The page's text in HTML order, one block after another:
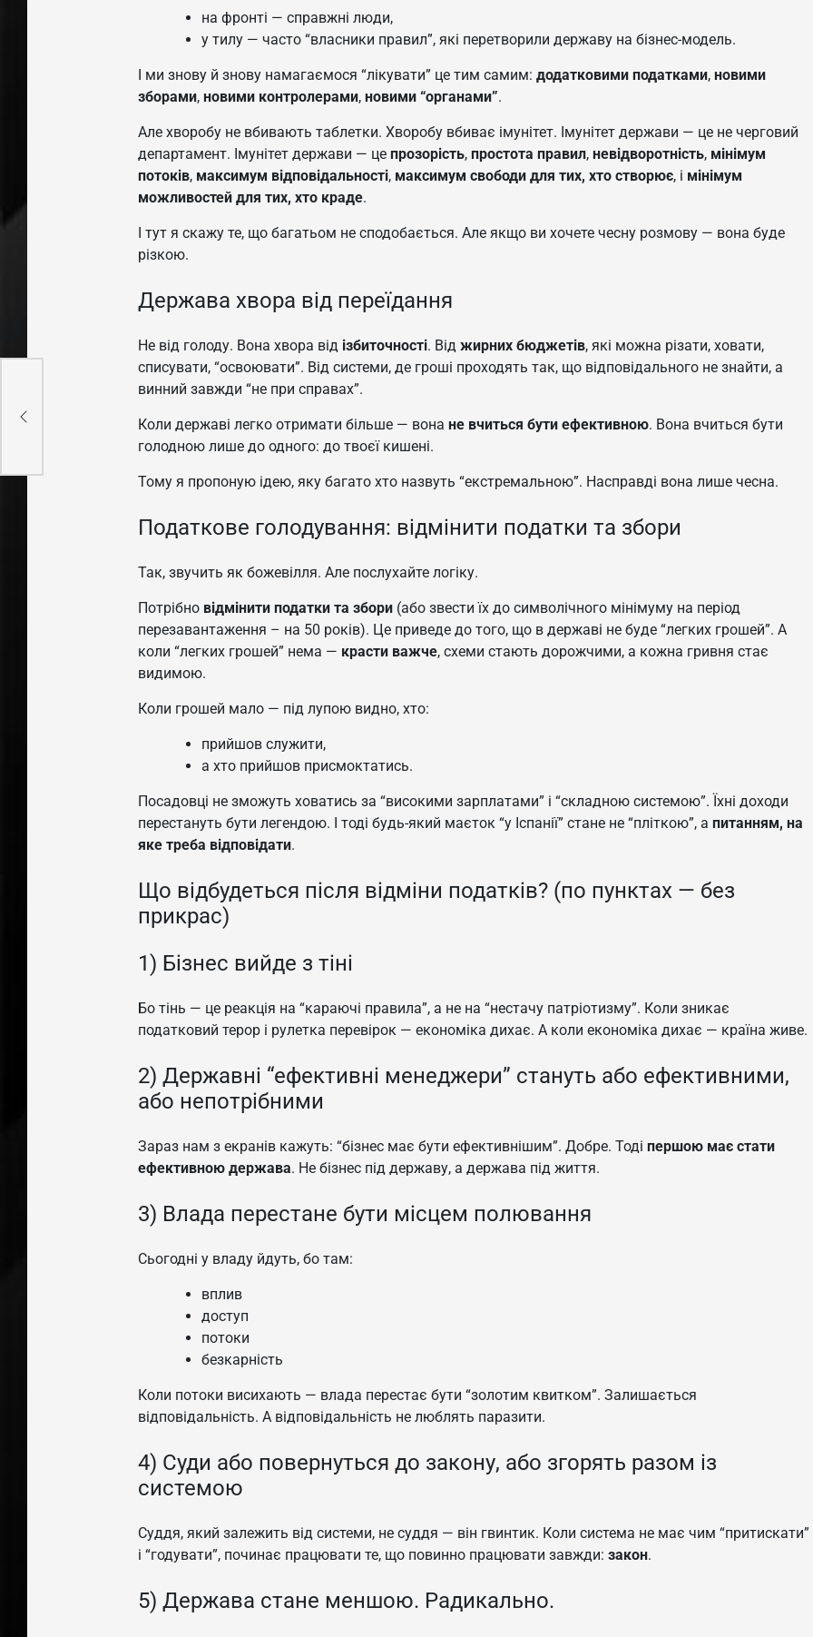
на фронті — справжні люди,
у тилу — часто “власники правил”, які перетворили державу на бізнес-модель.
І ми знову й знову намагаємося “лікувати” це тим самим: додатковими податками, новими
зборами, новими контролерами, новими “органами”.
Але хворобу не вбивають таблетки. Хворобу вбиває імунітет. Імунітет держави — це не черговий
департамент. Імунітет держави — це прозорість, простота правил, невідворотність, мінімум
потоків, максимум відповідальності, максимум свободи для тих, хто створює, і мінімум
можливостей для тих, хто краде.
І тут я скажу те, що багатьом не сподобається. Але якщо ви хочете чесну розмову — вона буде
різкою.
Держава хвора від переїдання
Не від голоду. Вона хвора від ізбиточності. Від жирних бюджетів, які можна різати, ховати,
списувати, “освоювати”. Від системи, де гроші проходять так, що відповідального не знайти, а
винний завжди “не при справах”.
Коли державі легко отримати більше — вона не вчиться бути ефективною. Вона вчиться бути
голодною лише до одного: до твоєї кишені.
Тому я пропоную ідею, яку багато хто назвуть “екстремальною”. Насправді вона лише чесна.
Податкове голодування: відмінити податки та збори
Так, звучить як божевілля. Але послухайте логіку.
Потрібно відмінити податки та збори (або звести їх до символічного мінімуму на період
перезавантаження – на 50 років). Це приведе до того, що в державі не буде “легких грошей”. А
коли “легких грошей” нема — красти важче, схеми стають дорожчими, а кожна гривня стає
видимою.
Коли грошей мало — під лупою видно, хто:
прийшов служити,
а хто прийшов присмоктатись.
Посадовці не зможуть ховатись за “високими зарплатами” і “складною системою”. Їхні доходи
перестануть бути легендою. І тоді будь-який маєток “у Іспанії” стане не “пліткою”, а питанням, на
яке треба відповідати.
Що відбудеться після відміни податків? (по пунктах — без
прикрас)
1) Бізнес вийде з тіні
Бо тінь — це реакція на “караючі правила”, а не на “нестачу патріотизму”. Коли зникає
податковий терор і рулетка перевірок — економіка дихає. А коли економіка дихає — країна живе.
2) Державні “ефективні менеджери” стануть або ефективними,
або непотрібними
Зараз нам з екранів кажуть: “бізнес має бути ефективнішим”. Добре. Тоді першою має стати
ефективною держава. Не бізнес під державу, а держава під життя.
3) Влада перестане бути місцем полювання
Сьогодні у владу йдуть, бо там:
вплив
доступ
потоки
безкарність
Коли потоки висихають — влада перестає бути “золотим квитком”. Залишається
відповідальність. А відповідальність не люблять паразити.
4) Суди або повернуться до закону, або згорять разом із
системою
Суддя, який залежить від системи, не суддя — він гвинтик. Коли система не має чим “притискати”
і “годувати”, починає працювати те, що повинно працювати завжди: закон.
5) Держава стане меншою. Радикально.